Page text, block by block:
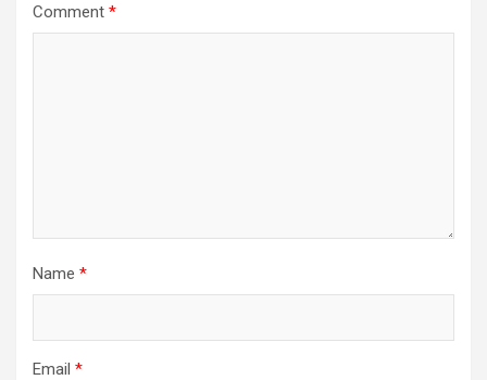
Comment *
Name *
Email *